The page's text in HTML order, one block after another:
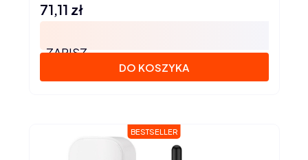
Cena
71,11 zł
ZAPISZ
DO KOSZYKA
BESTSELLER